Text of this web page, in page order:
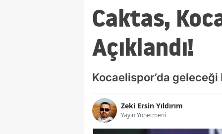
Caktas,
Açıklandı!
Kocaelispor’da
Zeki Ersin Yıldırım
Yayın Yönetmeni